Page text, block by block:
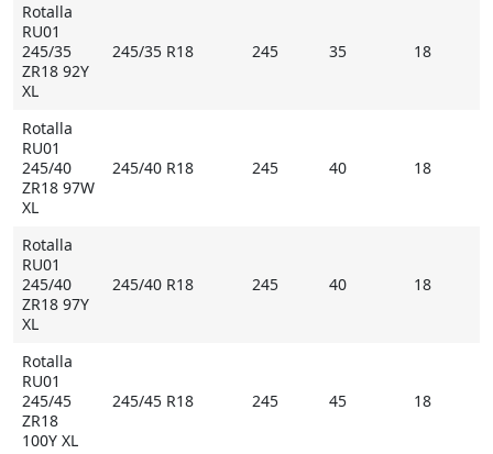
Rotalla
RU01
245/35
ZR18 92Y
XL
245/35 R18 245 35 18
Rotalla
RU01
245/40
ZR18 97W
XL
245/40 R18 245 40 18
Rotalla
RU01
245/40
ZR18 97Y
XL
245/40 R18 245 40 18
Rotalla
RU01
245/45
ZR18
100Y XL
245/45 R18 245 45 18